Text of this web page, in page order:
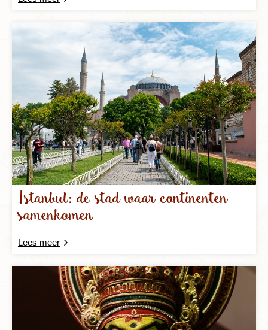
Istanbul: de stad waar continenten
samenkomen
Lees meer